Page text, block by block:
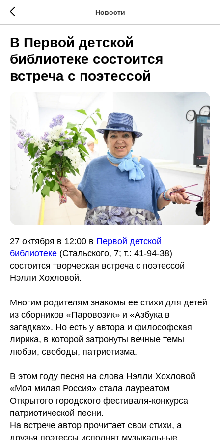
Новости
В Первой детской
библиотеке состоится
встреча с поэтессой
27 октября в 12:00 в Первой детской
библиотеке (Стальского, 7; т.: 41-94-38)
состоится творческая встреча с поэтессой
Нэлли Хохловой.
Многим родителям знакомы ее стихи для детей
из сборников «Паровозик» и «Азбука в
загадках». Но есть у автора и философская
лирика, в которой затронуты вечные темы
любви, свободы, патриотизма.
В этом году песня на слова Нэлли Хохловой
«Моя милая Россия» стала лауреатом
Открытого городского фестиваля-конкурса
патриотической песни.
На встрече автор прочитает свои стихи, а
друзья поэтессы исполнят музыкальные